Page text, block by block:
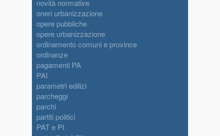
novità normative
oneri urbanizzazione
opere pubbliche
opere urbanizzazione
ordinamento comuni e province
ordinanze
pagamenti PA
PAI
parametri edilizi
parcheggi
parchi
partiti politici
PAT e PI